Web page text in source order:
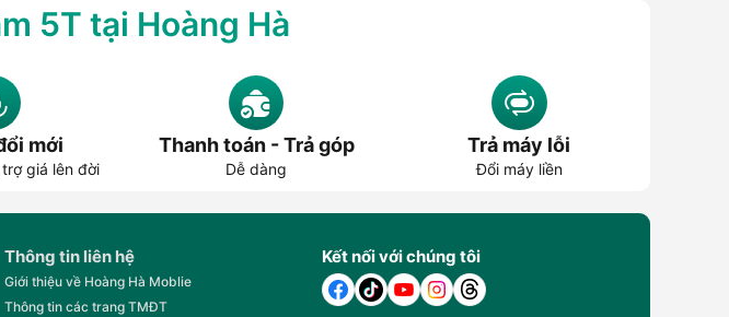
5T tại Hoàng Hà
mới
giá lên đời
Thanh toán - Trả góp
Dễ dàng
Trả máy lỗi
Đổi máy liền
Thông tin liên hệ
Giới thiệu về Hoàng Hà Moblie
Thông tin các trang TMĐT
Kết nối với chúng tôi